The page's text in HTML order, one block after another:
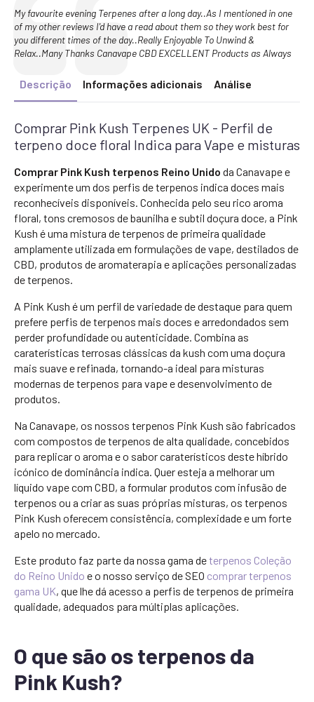
e
misturas
Text:
My favourite evening Terpenes after a long day..As I mentioned in one
of my other reviews I'd have a read about them so they work best for
you different times of the day..Really Enjoyable To Unwind &
Relax..Many Thanks Canavape CBD EXCELLENT Products as Always
Descrição Informações adicionais Análise
Comprar Pink Kush Terpenes UK - Perfil de
terpeno doce floral Indica para Vape e misturas
Comprar Pink Kush terpenos Reino Unido da Canavape e
experimente um dos perfis de terpenos indica doces mais
reconhecíveis disponíveis. Conhecida pelo seu rico aroma
floral, tons cremosos de baunilha e subtil doçura doce, a Pink
Kush é uma mistura de terpenos de primeira qualidade
amplamente utilizada em formulações de vape, destilados de
CBD, produtos de aromaterapia e aplicações personalizadas
de terpenos.
A Pink Kush é um perfil de variedade de destaque para quem
prefere perfis de terpenos mais doces e arredondados sem
perder profundidade ou autenticidade. Combina as
caraterísticas terrosas clássicas da kush com uma doçura
mais suave e refinada, tornando-a ideal para misturas
modernas de terpenos para vape e desenvolvimento de
produtos.
Na Canavape, os nossos terpenos Pink Kush são fabricados
com compostos de terpenos de alta qualidade, concebidos
para replicar o aroma e o sabor caraterísticos deste híbrido
icónico de dominância indica. Quer esteja a melhorar um
líquido vape com CBD, a formular produtos com infusão de
terpenos ou a criar as suas próprias misturas, os terpenos
Pink Kush oferecem consistência, complexidade e um forte
apelo no mercado.
Este produto faz parte da nossa gama deterpenos Coleção
do Reino Unido e o nosso serviço de SEO comprar terpenos
gama UK, que lhe dá acesso a perfis de terpenos de primeira
qualidade, adequados para múltiplas aplicações.
O que são os terpenos da
Pink Kush?